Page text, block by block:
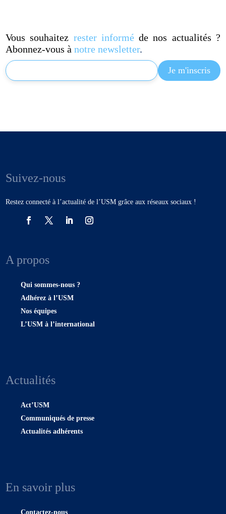
Vous souhaitez rester informéde nos actualités ?
Abonnez-vous ànotre newsletter.
Suivez-nous
Restez connecté à l’actualité de l’USM grâce aux réseaux sociaux !
A propos
Qui sommes-nous ?
Adhérez à l’USM
Nos équipes
L’USM à l’international
Actualités
Act’USM
Communiqués de presse
Actualités adhérents
En savoir plus
Contactez-nous